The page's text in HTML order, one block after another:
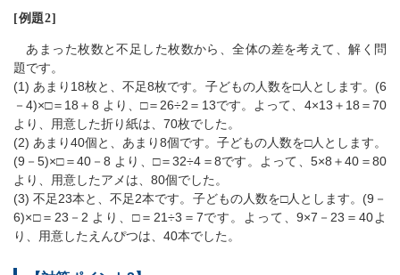
[例題2]
あまった枚数と不足した枚数から、全体の差を考えて、解く問
題です。
(1) あまり18枚と、不足8枚です。子どもの人数を□人とします。(6
－4)×□＝18＋8 より、□＝26÷2＝13です。よって、4×13＋18＝70
より、用意した折り紙は、70枚でした。
(2) あまり40個と、あまり8個です。子どもの人数を□人とします。
(9－5)×□＝40－8 より、□＝32÷4＝8です。よって、5×8＋40＝80
より、用意したアメは、80個でした。
(3) 不足23本と、不足2本です。子どもの人数を□人とします。(9－
6)×□＝23－2 より、□＝21÷3＝7です。よって、9×7－23＝40よ
り、用意したえんぴつは、40本でした。